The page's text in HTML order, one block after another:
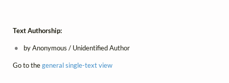
Text Authorship:
by Anonymous / Unidentified Author
Go to thegeneral single-text view